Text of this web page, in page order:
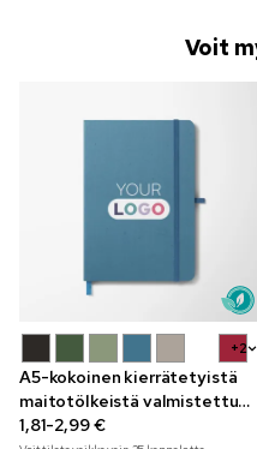
Voit
+2
A5-kokoinen kierrätetyistä
maitotölkeistä valmistettu
Wren-muistivihko
1,81-2,99 €